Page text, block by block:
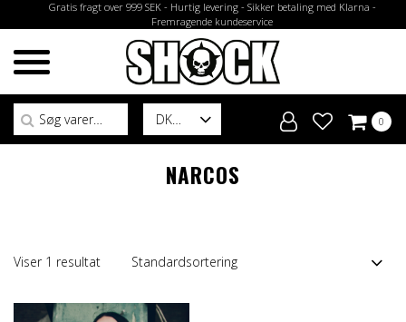
Gratis fragt over 999 SEK - Hurtig levering - Sikker betaling med Klarna -
Fremragende kundeservice
DK
Søg efter:
0
NARCOS
Viser 1 resultat